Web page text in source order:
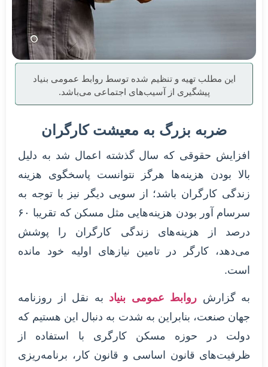
این مطلب تهیه و تنظیم شده توسط روابط عمومی بنیاد
پیشگیری از آسیب‌های اجتماعی می‌باشد.
ضربه بزرگ به معیشت کارگران
افزایش حقوقی که سال گذشته اعمال شد به دلیل
بالا بودن هزینه‌ها هرگز نتوانست پاسخگوی هزینه
زندگی کارگران باشد؛ از سویی دیگر نیز با توجه به
سرسام آور بودن هزینه‌هایی مثل مسکن که تقریبا ۶۰
درصد از هزینه‌های زندگی کارگران را پوشش
می‌دهد، کارگر در تامین نیازهای اولیه خود مانده
است.
به گزارش روابط عمومی بنیاد به نقل از روزنامه
جهان صنعت، بنابراین به شدت به دنبال این هستیم که
دولت در حوزه مسکن کارگری با استفاده از
ظرفیت‌های قانون اساسی و قانون کار، برنامه‌ریزی